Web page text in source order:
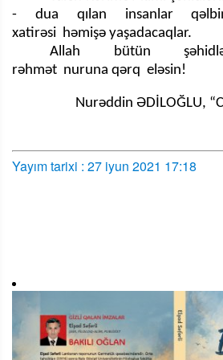
- dua qılan insanlar
xatirəsi həmişə yaşadacaqlar.
Allah bütün
rəhmət nuruna qərq eləsin!
Nurəddin ƏDİLOĞLU,
Yayım tarixi : 27 iyun 2021 17:18